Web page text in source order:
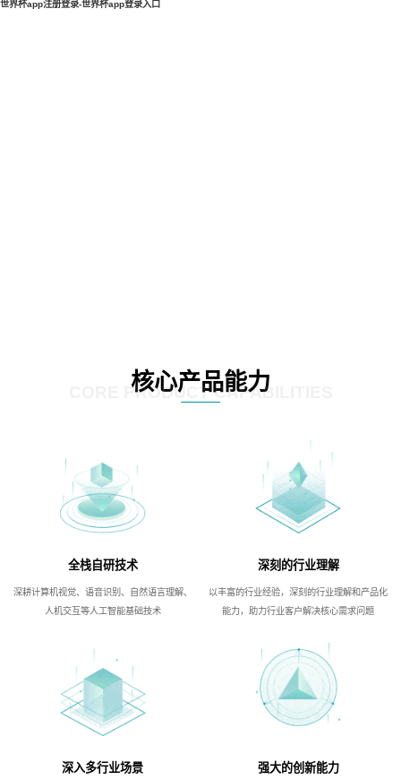
世界杯app注册登录-世界杯app登录入口
核心产品能力
CORE PRODUCT CAPABILITIES
全栈自研技术
深耕计算机视觉、语音识别、自然语言理解、
人机交互等人工智能基础技术
深刻的行业理解
以丰富的行业经验，深刻的行业理解和产品化
能力，助力行业客户解决核心需求问题
深入多行业场景 强大的创新能力